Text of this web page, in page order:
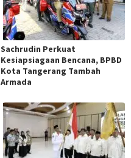
Sachrudin Perkuat
Kesiapsiagaan Bencana, BPBD
Kota Tangerang Tambah
Armada